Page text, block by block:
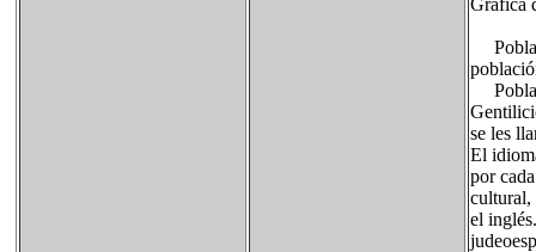
Gráfica
se les
El
por
cultural,
el